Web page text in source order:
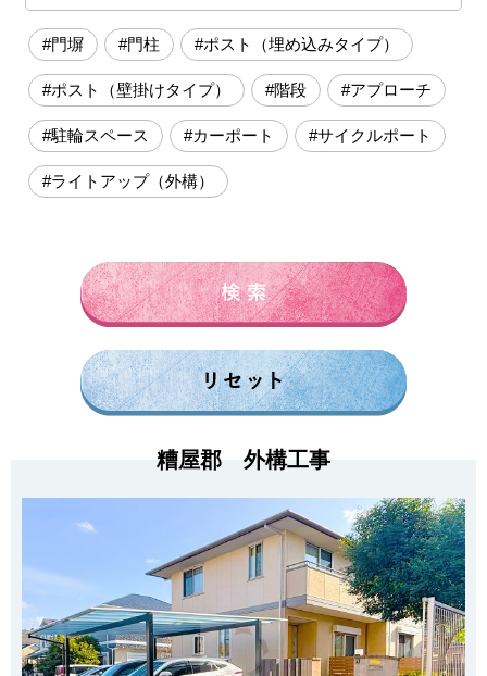
150万円前後 200万円前後 250万円前後
300万円前後 500万円～
#門塀 #門柱 #ポスト（埋め込みタイプ）
#ポスト（壁掛けタイプ） #階段 #アプローチ
#駐輪スペース #カーポート #サイクルポート
#ライトアップ（外構）
糟屋郡 外構工事